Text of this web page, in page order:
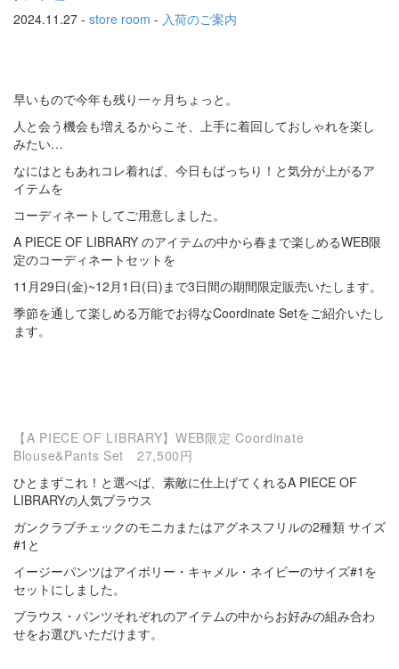
2024.11.27 - store room - 入荷のご案内
早いもので今年も残り一ヶ月ちょっと。
人と会う機会も増えるからこそ、上手に着回しておしゃれを楽し
みたい…
なにはともあれコレ着れば、今日もばっちり！と気分が上がるア
イテムを
コーディネートしてご用意しました。
A PIECE OF LIBRARY のアイテムの中から春まで楽しめるWEB限
定のコーディネートセットを
11月29日(金)~12月1日(日)まで3日間の期間限定販売いたします。
季節を通して楽しめる万能でお得なCoordinate Setをご紹介いたし
ます。
【A PIECE OF LIBRARY】WEB限定 Coordinate
Blouse&Pants Set 27,500円
ひとまずこれ！と選べば、素敵に仕上げてくれるA PIECE OF
LIBRARYの人気ブラウス
ガンクラブチェックのモニカまたはアグネスフリルの2種類 サイズ
#1と
イージーパンツはアイボリー・キャメル・ネイビーのサイズ#1を
セットにしました。
ブラウス・パンツそれぞれのアイテムの中からお好みの組み合わ
せをお選びいただけます。